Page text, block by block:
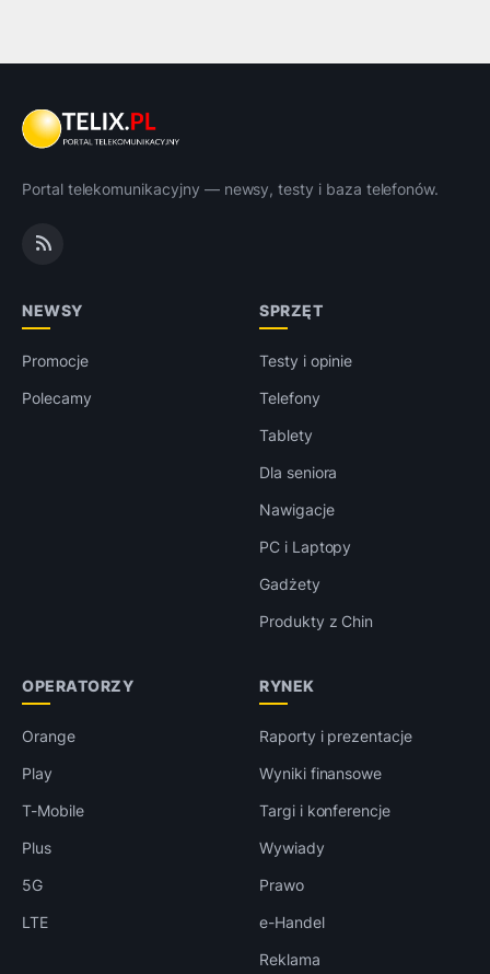
Portal telekomunikacyjny — newsy, testy i baza telefonów.
NEWSY
Promocje
Polecamy
SPRZĘT
Testy i opinie
Telefony
Tablety
Dla seniora
Nawigacje
PC i Laptopy
Gadżety
Produkty z Chin
OPERATORZY
Orange
Play
T-Mobile
Plus
5G
LTE
RYNEK
Raporty i prezentacje
Wyniki finansowe
Targi i konferencje
Wywiady
Prawo
e-Handel
Reklama